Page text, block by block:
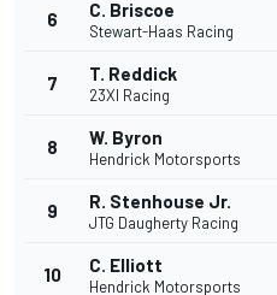
6 C. Briscoe
Stewart-Haas Racing
7 T. Reddick
23XI Racing
8 W. Byron
Hendrick Motorsports
9 R. Stenhouse Jr.
JTG Daugherty Racing
10 C. Elliott
Hendrick Motorsports